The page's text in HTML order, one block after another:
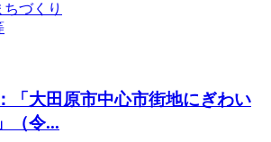
づくり
「大田原市中心市街地にぎわい
（令...